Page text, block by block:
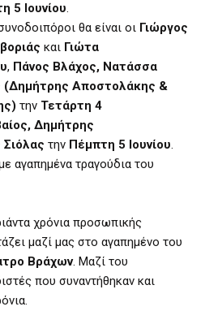
5 Ιουνίου.
θα είναι οι Γιώργος
και Γιώτα
, Πάνος Βλάχος, Νατάσσα
(Δημήτρης Αποστολάκης &
την Τετάρτη 4
Δημήτρης
την Πέμπτη 5 Ιουνίου.
αγαπημένα τραγούδια του
χρόνια προσωπικής
μαζί μας στο αγαπημένο του
Βράχων. Μαζί του
που συναντήθηκαν και